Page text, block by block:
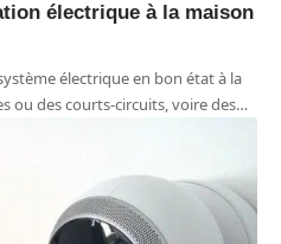
électrique à la maison
électrique en bon état à la
ou des courts-circuits, voire des…